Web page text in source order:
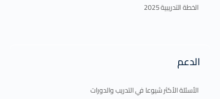
الخطة التدريبية 2025
الدعم
الأسئلة الأكثر شيوعا في التدريب والدورات